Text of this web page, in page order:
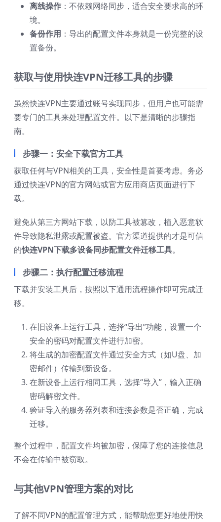
离线操作 ：不依赖网络同步，适合安全要求高的环
境。
备份作用 ：导出的配置文件本身就是一份完整的设
置备份。
获取与使用快连VPN迁移工具的步骤
虽然快连VPN主要通过账号实现同步，但用户也可能需
要专门的工具来处理配置文件。以下是清晰的步骤指
南。
步骤一：安全下载官方工具
获取任何与VPN相关的工具，安全性是首要考虑。务必
通过快连VPN的官方网站或官方应用商店页面进行下
载。
避免从第三方网站下载，以防工具被篡改，植入恶意软
件导致隐私泄露或配置被盗。官方渠道提供的才是可信
的快连VPN下载多设备同步配置文件迁移工具。
步骤二：执行配置迁移流程
下载并安装工具后，按照以下通用流程操作即可完成迁
移。
在旧设备上运行工具，选择“导出”功能，设置一个
安全的密码对配置文件进行加密。
将生成的加密配置文件通过安全方式（如U盘、加
密邮件）传输到新设备。
在新设备上运行相同工具，选择“导入”，输入正确
密码解密文件。
验证导入的服务器列表和连接参数是否正确，完成
迁移。
整个过程中，配置文件均被加密，保障了您的连接信息
不会在传输中被窃取。
与其他VPN管理方案的对比
了解不同VPN的配置管理方式，能帮助您更好地使用快